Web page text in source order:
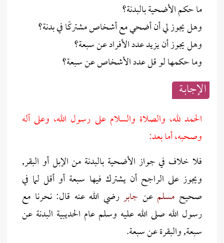
ما حكم الأضحية بالبدنة؟
وهل يجوز لي أن أضحي مع أشخاص مشتركًا في بدنة؟
وهل يجوز أن يزيد عدد الأفراد عن سبعة؟
وما حكمها لو قل عدد الأشخاص عن سبعة؟
الإجابــة
الحمد لله، والصلاة والسلام على رسول الله، وعلى آله
وصحبه، أما بعد:
فلا خلاف في جواز الأضحية بالبدنة من الإبل أو البقر,
ويجوز على الراجح أن يشترك فيها سبعة أو أقل لما في
صحيح مسلمعن جابررضي الله عنه قال: نحرنا مع
رسول الله صلى الله عليه وسلم عام الحديبية البدنة عن
سبعة, والبقرة عن سبعة.